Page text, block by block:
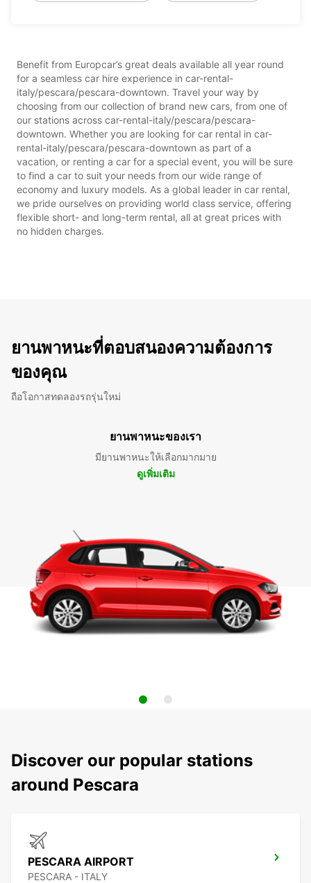
Benefit from Europcar’s great deals available all year round
for a seamless car hire experience in car-rental-
italy/pescara/pescara-downtown. Travel your way by
choosing from our collection of brand new cars, from one of
our stations across car-rental-italy/pescara/pescara-
downtown. Whether you are looking for car rental in car-
rental-italy/pescara/pescara-downtown as part of a
vacation, or renting a car for a special event, you will be sure
to find a car to suit your needs from our wide range of
economy and luxury models. As a global leader in car rental,
we pride ourselves on providing world class service, offering
flexible short- and long-term rental, all at great prices with
no hidden charges.
ยานพาหนะที่ตอบสนองความต้องการ
ของคุณ
ถือโอกาสทดลองรถรุ่นใหม่
ยานพาหนะของเรา
มียานพาหนะให้เลือกมากมาย
ดูเพิ่มเติม
Discover our popular stations
around Pescara
PESCARA AIRPORT
PESCARA - ITALY